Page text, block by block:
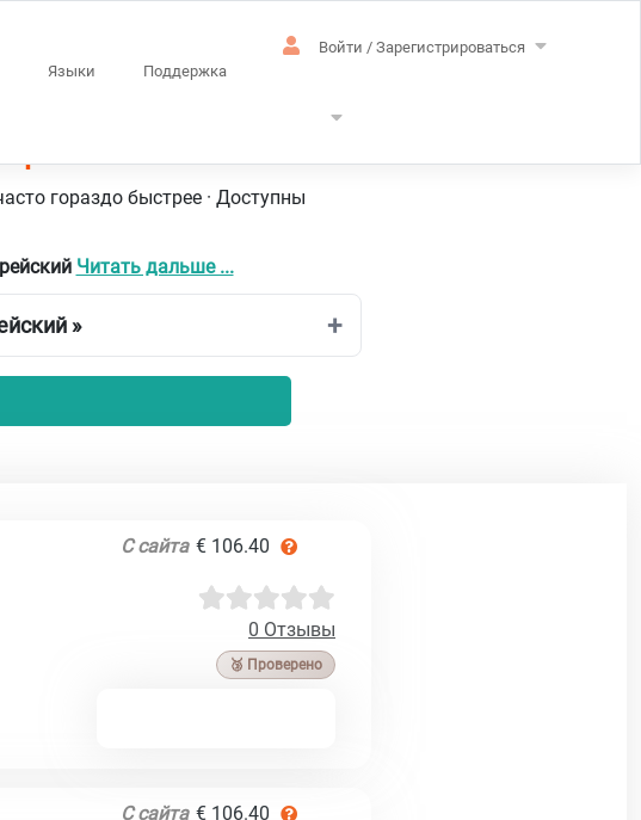
Языки Поддержка
Войти / Зарегистрироваться
гораздо быстрее · Доступны
Читать дальше ...
»
С сайта € 106.40
0 Отзывы
🥉 Проверено
С сайта € 106.40